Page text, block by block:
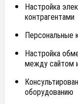
Настройка
контрагентами
Персональные
Настройка
между сайтом
оборудованию